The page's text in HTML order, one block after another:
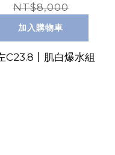
NT$8,000
加入購物車